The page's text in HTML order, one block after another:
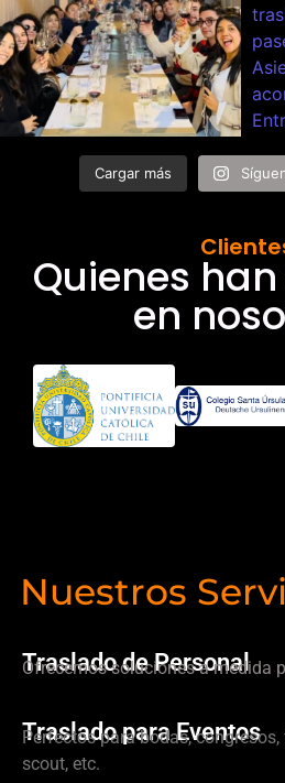
Cargar más
Quienes
en
Nuestros
Traslado de Personal
Ofrecemos soluciones a medida
Traslado para Eventos
Perfectos para bodas,
scout, etc.